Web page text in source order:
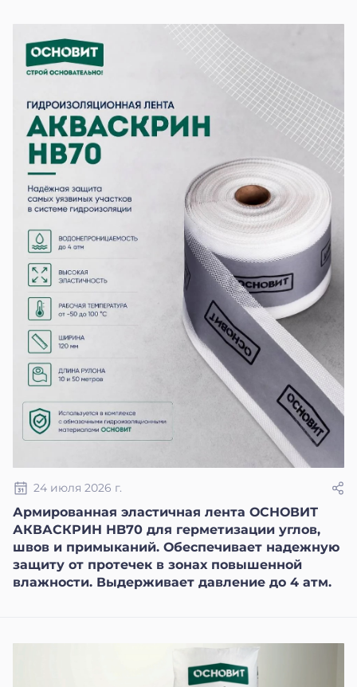
24 июля 2026 г.
Армированная эластичная лента ОСНОВИТ
АКВАСКРИН HB70 для герметизации углов,
швов и примыканий. Обеспечивает надежную
защиту от протечек в зонах повышенной
влажности. Выдерживает давление до 4 атм.